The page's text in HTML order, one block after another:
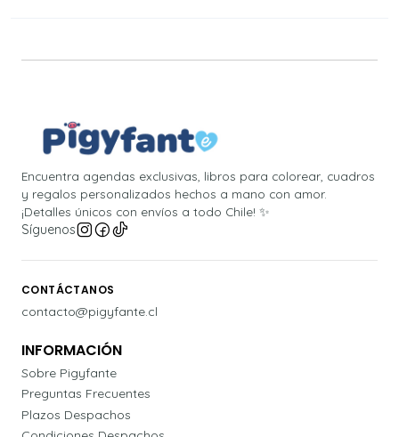
Encuentra agendas exclusivas, libros para colorear, cuadros
y regalos personalizados hechos a mano con amor.
¡Detalles únicos con envíos a todo Chile! ✨
Síguenos
CONTÁCTANOS
contacto@pigyfante.cl
INFORMACIÓN
Sobre Pigyfante
Preguntas Frecuentes
Plazos Despachos